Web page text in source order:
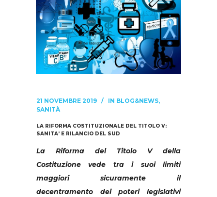
21 NOVEMBRE 2019 IN BLOG&NEWS,
SANITÀ
LA RIFORMA COSTITUZIONALE DEL TITOLO V:
SANITA’ E RILANCIO DEL SUD
La Riforma del Titolo V della
Costituzione vede tra i suoi limiti
maggiori sicuramente il
decentramento dei poteri legislativi